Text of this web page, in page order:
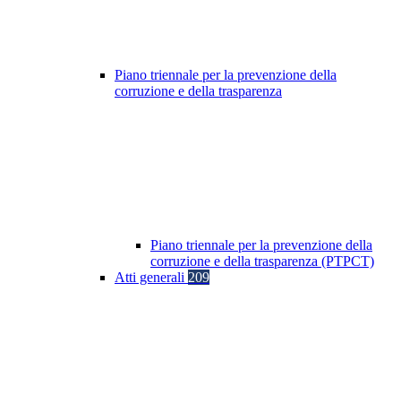
Piano triennale per la prevenzione della
corruzione e della trasparenza
Piano triennale per la prevenzione della
corruzione e della trasparenza (PTPCT)
Atti generali 209